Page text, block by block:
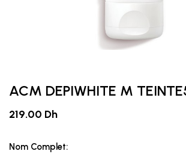
ACM DEPIWHITE M
219.00 Dh
Nom Complet: